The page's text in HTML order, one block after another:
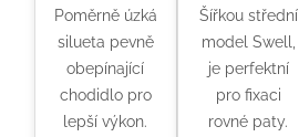
Poměrně úzká
silueta pevně
obepínající
chodidlo pro
lepší výkon.
Šířkou střední
model Swell,
je perfektní
pro fixaci
rovné paty.